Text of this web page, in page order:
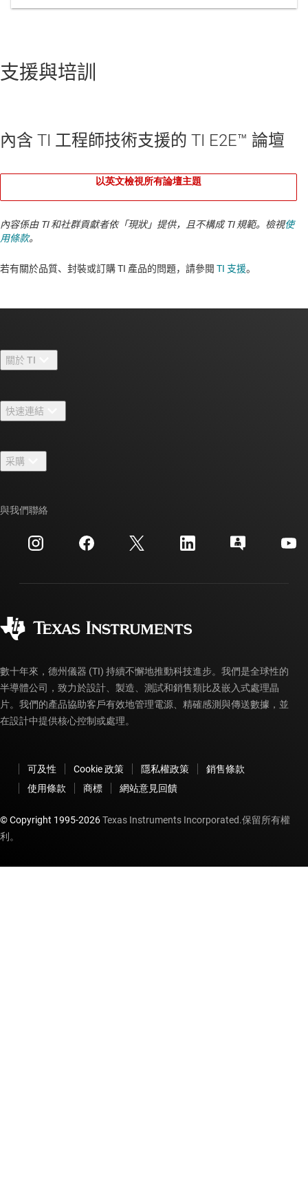
支援與培訓
內含 TI 工程師技術支援的 TI E2E™ 論壇
以英文檢視所有論壇主題
內容係由 TI 和社群貢獻者依「現狀」提供，且不構成 TI 規範。檢視使
用條款。
若有關於品質、封裝或訂購 TI 產品的問題，請參閱 TI 支援。​​​​​​​​​​​​​​
關於 TI
人才招募
新聞室
活動
投資人關系
快速連結
TI E2E™ 設計支援論壇
交互參考搜索
客戶支援中心
myTI 帳戶常見問題解答
采購
訂購 FAQ
與我們聯絡
數十年來，德州儀器 (TI) 持續不懈地推動科技進步。我們是全球性的
半導體公司，致力於設計、製造、測試和銷售類比及嵌入式處理晶
片。我們的產品協助客戶有效地管理電源、精確感測與傳送數據，並
在設計中提供核心控制或處理。
可及性 Cookie 政策 隱私權政策
銷售條款
使用條款
商標 網站意見回饋
© Copyright 1995-2026Texas Instruments Incorporated.保留所有權
利。